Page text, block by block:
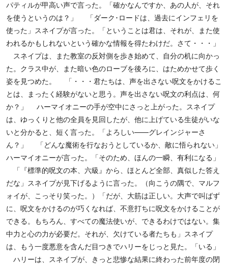
パティルが甲高い声で言った。「確かなんですか、あの人が、それ
を使うというのは？」 「ダーク･ロードは、過去にインフェリを
使った」スネイプが言った。「ということは君は、それが、また使
われるかもしれないという確かな情報を得たわけだ。さて・・・」
スネイプは、また教室の反対側を歩き始めて、自分の机に向かっ
た。クラス中が、また暗い色のローブを後ろに、はためかせて歩く
姿を見つめた。 「・・・君たちは、声を出さない呪文をかけるこ
とは、まったく経験がないと思う。声を出さない呪文の利点は、何
か？」 ハーマイオニーの手が空中にさっと上がった。スネイプ
は、ゆっくりと他の全員を見回したが、他に上げている生徒がいな
いと分かると、短く言った。「よろしい――グレインジャーさ
ん？」 「どんな魔術を行なおうとしているか、敵に悟られない」
ハーマイオニーが言った。「そのため、ほんの一瞬、有利になる」
「『標準的呪文の本、六級』から、ほとんど全部、真似した答え
だな」スネイプが見下げるように言った。（向こうの隅で、マルフ
ォイが、こっそり笑った。）「だが、大筋は正しい。大声で叫ばず
に、呪文をかけるのが巧くなれば、不意打ちに呪文をかけることが
できる。もちろん、すべての魔法使いが、できるわけではない。集
中力と心の力が必要だ。それが、欠けている者たちも」スネイプ
は、もう一度悪意を含んだ目つきでハリーをじっと見た。「いる」
ハリーは、スネイプが、きっと悲惨な結果に終わった前年度の閉